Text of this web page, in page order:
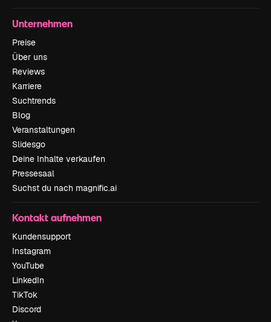
Unternehmen
Preise
Über uns
Reviews
Karriere
Suchtrends
Blog
Veranstaltungen
Slidesgo
Deine Inhalte verkaufen
Pressesaal
Suchst du nach magnific.ai
Kontakt aufnehmen
Kundensupport
Instagram
YouTube
LinkedIn
TikTok
Discord